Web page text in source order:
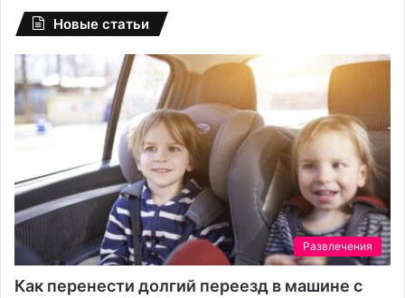
Новые статьи
Развлечения
Как перенести долгий переезд в машине с